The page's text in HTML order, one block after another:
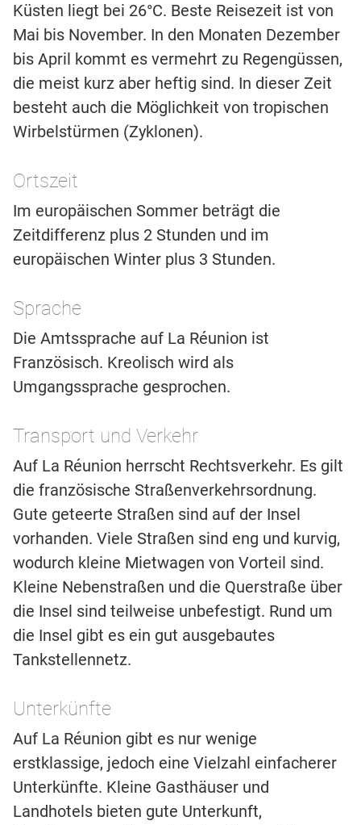
Küsten liegt bei 26°C. Beste Reisezeit ist von
Mai bis November. In den Monaten Dezember
bis April kommt es vermehrt zu Regengüssen,
die meist kurz aber heftig sind. In dieser Zeit
besteht auch die Möglichkeit von tropischen
Wirbelstürmen (Zyklonen).
Ortszeit
Im europäischen Sommer beträgt die
Zeitdifferenz plus 2 Stunden und im
europäischen Winter plus 3 Stunden.
Sprache
Die Amtssprache auf La Réunion ist
Französisch. Kreolisch wird als
Umgangssprache gesprochen.
Transport und Verkehr
Auf La Réunion herrscht Rechtsverkehr. Es gilt
die französische Straßenverkehrsordnung.
Gute geteerte Straßen sind auf der Insel
vorhanden. Viele Straßen sind eng und kurvig,
wodurch kleine Mietwagen von Vorteil sind.
Kleine Nebenstraßen und die Querstraße über
die Insel sind teilweise unbefestigt. Rund um
die Insel gibt es ein gut ausgebautes
Tankstellennetz.
Unterkünfte
Auf La Réunion gibt es nur wenige
erstklassige, jedoch eine Vielzahl einfacherer
Unterkünfte. Kleine Gasthäuser und
Landhotels bieten gute Unterkunft,